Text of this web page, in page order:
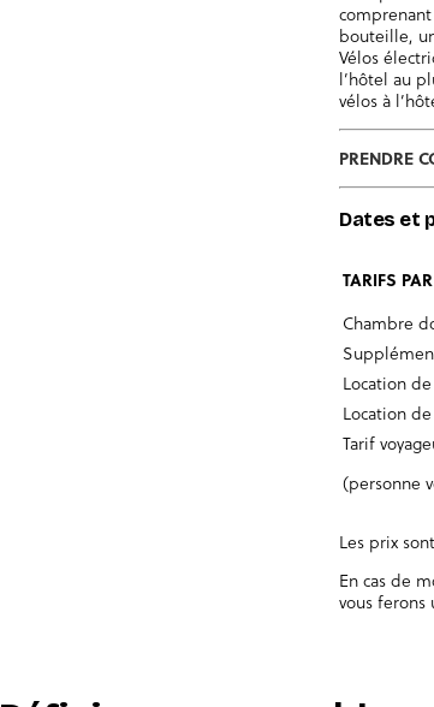
bouteille,
Vélos
l’hôtel au
vélos à
PRENDRE
Dates et
TARIFS
Chambre
Location de
Location
Tarif
(personne
Les prix
En cas de
vous